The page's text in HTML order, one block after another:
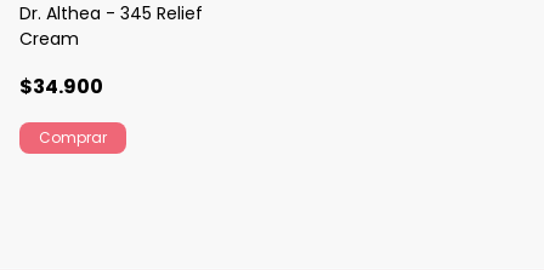
Dr. Althea - 345 Relief
Cream
$34.900